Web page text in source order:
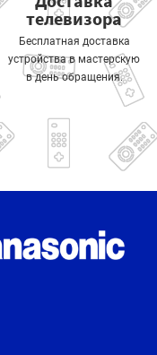
телевизора
Бесплатная доставка
устройства в мастерскую
в день обращения.